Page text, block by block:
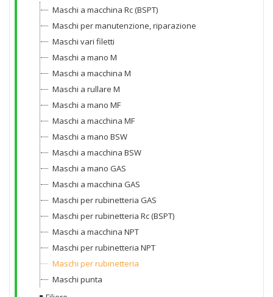
Maschi a macchina Rc (BSPT)
Maschi per manutenzione, riparazione
Maschi vari filetti
Maschi a mano M
Maschi a macchina M
Maschi a rullare M
Maschi a mano MF
Maschi a macchina MF
Maschi a mano BSW
Maschi a macchina BSW
Maschi a mano GAS
Maschi a macchina GAS
Maschi per rubinetteria GAS
Maschi per rubinetteria Rc (BSPT)
Maschi a macchina NPT
Maschi per rubinetteria NPT
Maschi per rubinetteria
Maschi punta